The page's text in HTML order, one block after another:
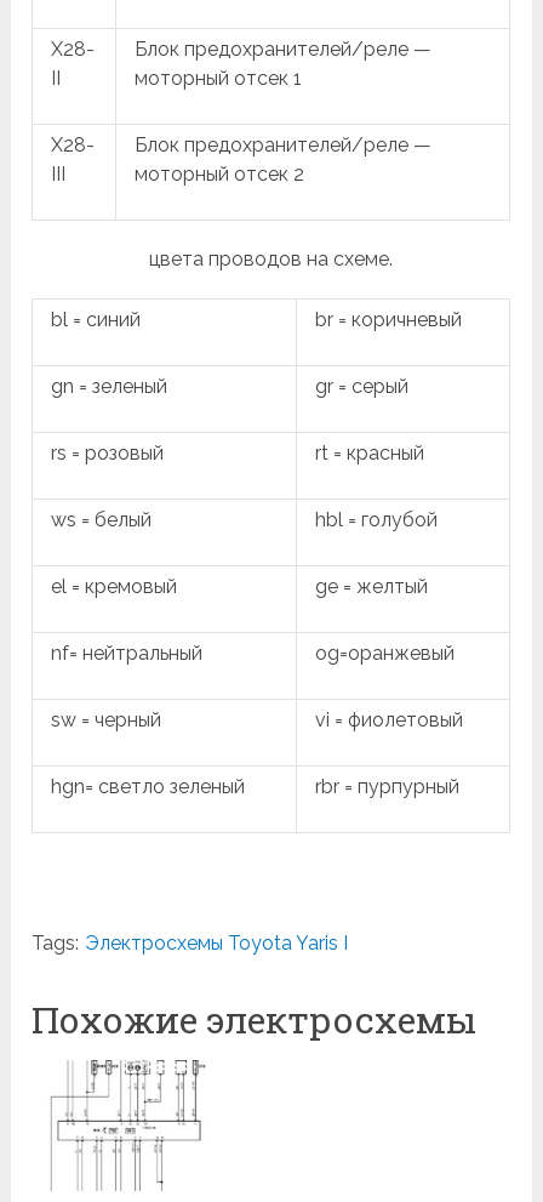
X28-
Блок предохранителей/реле —
моторный отсек 1
X28-
Блок предохранителей/реле —
моторный отсек 2
цвета проводов на схеме.
bl = синий br = коричневый
gn = зеленый gr = серый
rs = розовый rt = красный
ws = белый hbl = голубой
el = кремовый ge = желтый
nf= нейтральный og=оранжевый
sw = черный vi = фиолетовый
hgn= светло зеленый rbr = пурпурный
Tags: Электросхемы Toyota Yaris I
Похожие электросхемы